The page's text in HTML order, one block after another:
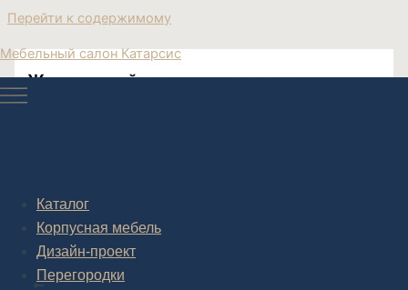
Перейти к содержимому
Мебельный салон Катарсис
Каталог
Корпусная мебель
Дизайн-проект
Перегородки
Журнальный столик в современном
Post navigation
НАЗАД